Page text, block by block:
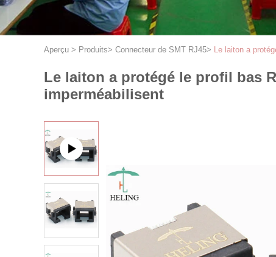
Aperçu > Produits> Connecteur de SMT RJ45> Le laiton a
Le laiton a protégé le profil bas
imperméabilisent